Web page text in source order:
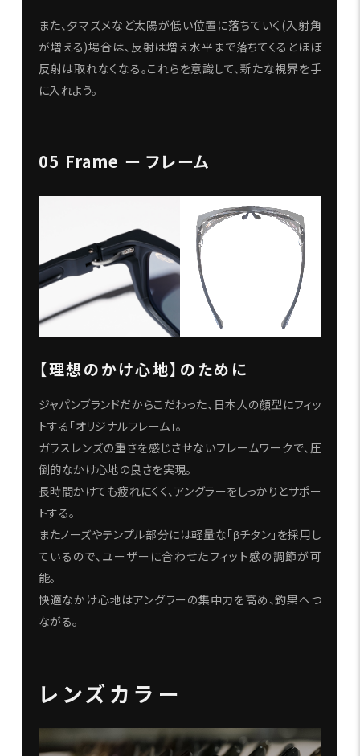
また、夕マズメなど太陽が低い位置に落ちていく(入射角
が増える)場合は、反射は増え水平まで落ちてくるとほぼ
反射は取れなくなる。これらを意識して、新たな視界を手
に入れよう。
05 Frame ー フレーム
【理想のかけ心地】のために
ジャパンブランドだからこだわった、日本人の顔型にフィッ
トする「オリジナルフレーム」。
ガラスレンズの重さを感じさせないフレームワークで、圧
倒的なかけ心地の良さを実現。
長時間かけても疲れにくく、アングラーをしっかりとサポー
トする。
またノーズやテンプル部分には軽量な「βチタン」を採用し
ているので、ユーザーに合わせたフィット感の調節が可
能。
快適なかけ心地はアングラーの集中力を高め、釣果へつ
ながる。
レンズカラー